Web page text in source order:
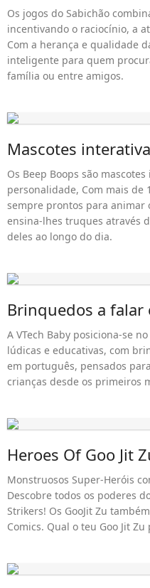
Os jogos do Sabichão
incentivando o raciocínio, a
Com a herança e qualidade
inteligente para quem
família ou entre amigos.
Mascotes
Os Beep Boops são
personalidade, Com mais de
sempre prontos para animar
ensina-lhes truques através
deles ao longo do dia.
Brinquedos a falar
A VTech Baby posiciona-se
lúdicas e educativas, com
em português, pensados
crianças desde os primeiros
Heroes Of Goo Jit
Monstruosos Super-Heróis
Descobre todos os poderes
Strikers! Os GooJit Zu
Comics. Qual o teu Goo Jit